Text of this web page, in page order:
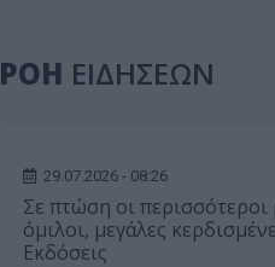
ΡΟΗ ΕΙΔΗΣΕΩΝ
29.07.2026 - 08:26
Σε πτώση οι
όμιλοι, μεγάλες
Εκδόσεις